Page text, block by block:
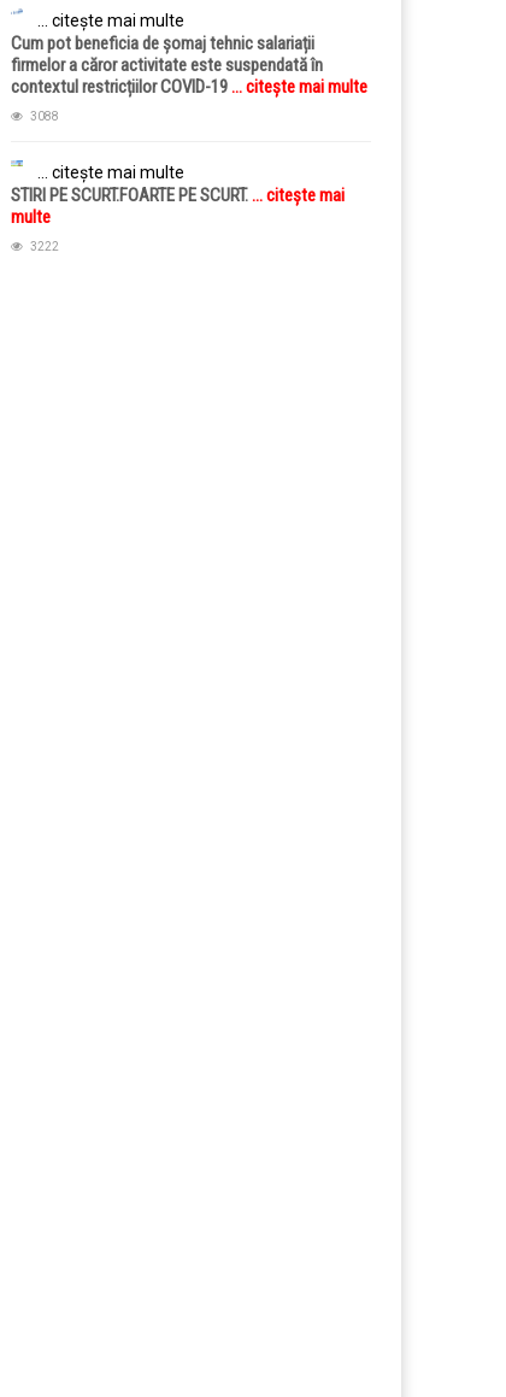
... citește mai multe
Cum pot beneficia de șomaj tehnic salariații
firmelor a căror activitate este suspendată în
contextul restricțiilor COVID-19... citește mai multe
3088
... citește mai multe
STIRI PE SCURT.FOARTE PE SCURT.... citește mai
multe
3222